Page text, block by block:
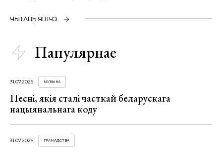
ЧЫТАЦЬ ЯШЧЭ
Папулярнае
31.07.2026 МУЗЫКА
Песні, якія сталі часткай беларускага
нацыянальнага коду
31.07.2026 ГРАМАДСТВА